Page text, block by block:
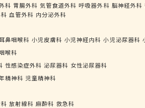
科 胃腸外科 気管食道外科 呼吸器外科 脳神経外科
血管外科 内分泌外科
鼻咽喉科 小児皮膚科 小児神経内科 小児泌尿器科
喉科
性感染症外科 泌尿器科 女性泌尿器科
精神科 児童精神科
放射線科 麻酔科 救急科